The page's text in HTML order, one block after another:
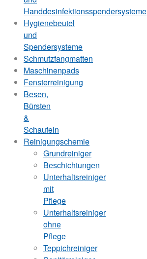
Handdesinfektionsspendersysteme
Hygienebeutel
und
Spendersysteme
Schmutzfangmatten
Maschinenpads
Fensterreinigung
Besen,
Bürsten
&
Schaufeln
Reinigungschemie
Grundreiniger
Beschichtungen
Unterhaltsreiniger
mit
Pflege
Unterhaltsreiniger
ohne
Pflege
Teppichreiniger